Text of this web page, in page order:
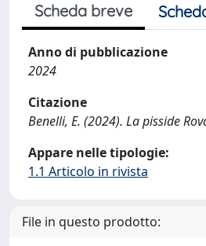
Scheda breve
Anno di pubblicazione
2024
Citazione
Benelli, E. (2024). La pisside
Appare nelle tipologie:
1.1 Articolo in rivista
File in questo prodotto: